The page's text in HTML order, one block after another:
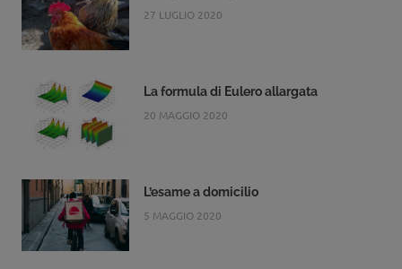
27 LUGLIO 2020
La formula di Eulero allargata
20 MAGGIO 2020
L’esame a domicilio
5 MAGGIO 2020